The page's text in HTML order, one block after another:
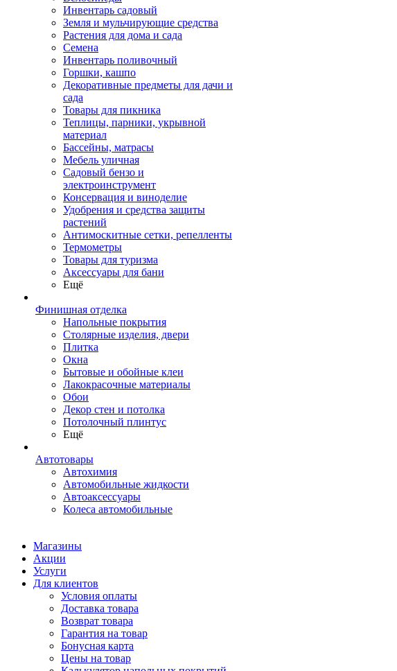
Инвентарь садовый
Земля и мульчирующие средства
Растения для дома и сада
Семена
Инвентарь поливочный
Горшки, кашпо
Декоративные предметы для дачи и
сада
Товары для пикника
Теплицы, парники, укрывной
материал
Бассейны, матрасы
Мебель уличная
Садовый бензо и
электроинструмент
Консервация и виноделие
Удобрения и средства защиты
растений
Антимоскитные сетки, репелленты
Термометры
Товары для туризма
Аксессуары для бани
Ещё
Финишная отделка
Напольные покрытия
Столярные изделия, двери
Плитка
Окна
Бытовые и обойные клеи
Лакокрасочные материалы
Обои
Декор стен и потолка
Потолочный плинтус
Ещё
Автотовары
Автохимия
Автомобильные жидкости
Автоаксессуары
Колеса автомобильные
Магазины
Акции
Услуги
Для клиентов
Условия оплаты
Доставка товара
Возврат товара
Гарантия на товар
Бонусная карта
Цены на товар